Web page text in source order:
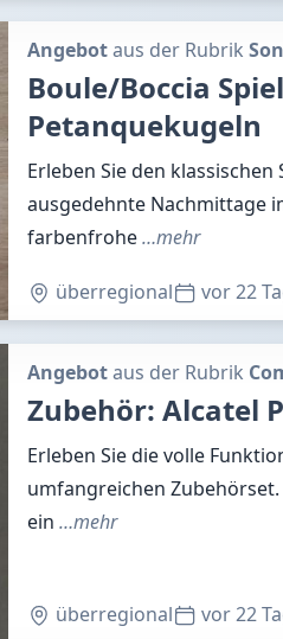
Angebotaus der Rubrik
Boule/Boccia
Petanquekugeln
Erleben Sie den
ausgedehnte Nachmittage
farbenfrohe…mehr
überregional vor 22
Angebotaus der Rubrik
Zubehör: Alcatel
Erleben Sie die volle
umfangreichen
ein …mehr
überregional vor 22